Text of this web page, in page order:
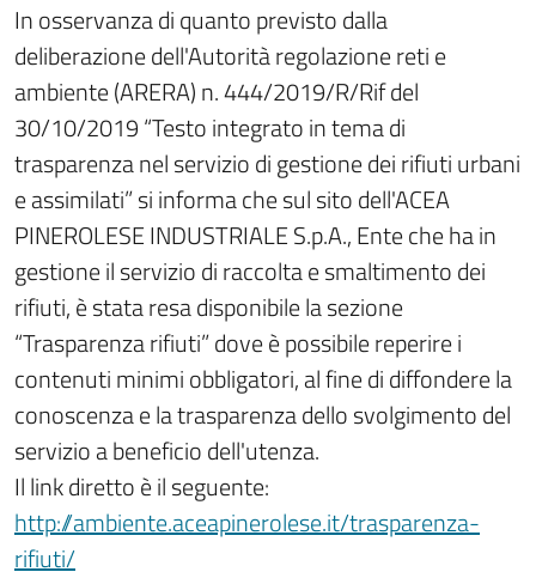
In osservanza di quanto previsto dalla
deliberazione dell'Autorità regolazione reti e
ambiente (ARERA) n. 444/2019/R/Rif del
30/10/2019 “Testo integrato in tema di
trasparenza nel servizio di gestione dei rifiuti urbani
e assimilati” si informa che sul sito dell'ACEA
PINEROLESE INDUSTRIALE S.p.A., Ente che ha in
gestione il servizio di raccolta e smaltimento dei
rifiuti, è stata resa disponibile la sezione
“Trasparenza rifiuti” dove è possibile reperire i
contenuti minimi obbligatori, al fine di diffondere la
conoscenza e la trasparenza dello svolgimento del
servizio a beneficio dell'utenza.
Il link diretto è il seguente:
http://ambiente.aceapinerolese.it/trasparenza-
rifiuti/